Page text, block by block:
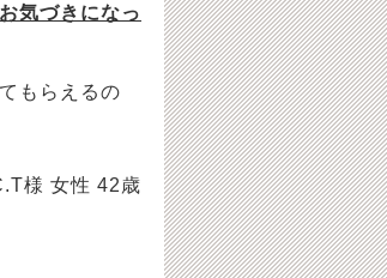
気づきになっ
もらえるの
様 女性 42歳